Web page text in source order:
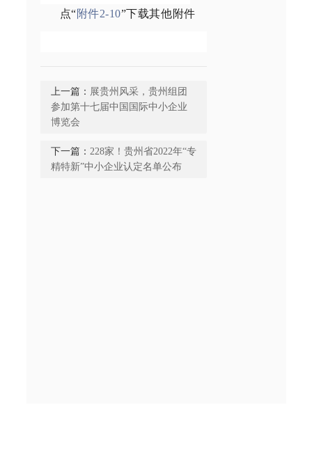
点“附件2-10”下载其他附件
上一篇： 展贵州风采，贵州组团
参加第十七届中国国际中小企业
博览会
下一篇： 228家！贵州省2022年“专
精特新”中小企业认定名单公布